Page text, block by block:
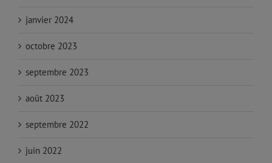
janvier 2024
octobre 2023
septembre 2023
août 2023
septembre 2022
juin 2022